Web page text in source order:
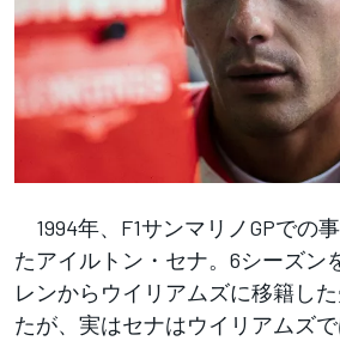
1994年、F1サンマリノGPでの
たアイルトン・セナ。6シーズン
レンからウイリアムズに移籍し
たが、実はセナはウイリアムズ